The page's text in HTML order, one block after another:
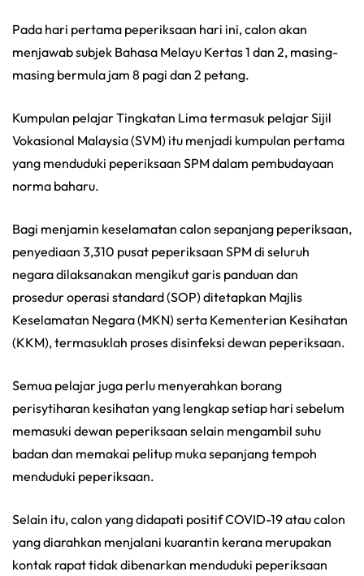
Pada hari pertama peperiksaan hari ini, calon akan
menjawab subjek Bahasa Melayu Kertas 1 dan 2, masing-
masing bermula jam 8 pagi dan 2 petang.
Kumpulan pelajar Tingkatan Lima termasuk pelajar Sijil
Vokasional Malaysia (SVM) itu menjadi kumpulan pertama
yang menduduki peperiksaan SPM dalam pembudayaan
norma baharu.
Bagi menjamin keselamatan calon sepanjang peperiksaan,
penyediaan 3,310 pusat peperiksaan SPM di seluruh
negara dilaksanakan mengikut garis panduan dan
prosedur operasi standard (SOP) ditetapkan Majlis
Keselamatan Negara (MKN) serta Kementerian Kesihatan
(KKM), termasuklah proses disinfeksi dewan peperiksaan.
Semua pelajar juga perlu menyerahkan borang
perisytiharan kesihatan yang lengkap setiap hari sebelum
memasuki dewan peperiksaan selain mengambil suhu
badan dan memakai pelitup muka sepanjang tempoh
menduduki peperiksaan.
Selain itu, calon yang didapati positif COVID-19 atau calon
yang diarahkan menjalani kuarantin kerana merupakan
kontak rapat tidak dibenarkan menduduki peperiksaan